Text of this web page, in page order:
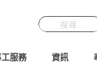
服務 資訊